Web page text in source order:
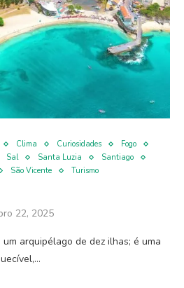
Clima Curiosidades
Fogo
Sal Santa Luzia
Santiago
São Vicente Turismo
22, 2025
arquipélago de dez ilhas; é uma